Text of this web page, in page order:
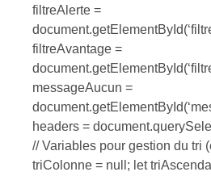
filtreAlerte =
filtreAvantage =
messageAucun =
headers =
// Variables pour gestion du tri
triColonne = null; let